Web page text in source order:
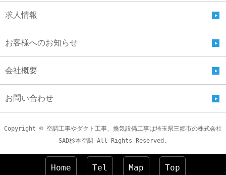
求人情報
お客様へのお知らせ
会社概要
お問い合わせ
Copyright © 空調工事やダクト工事、換気設備工事は埼玉県三郷市の株式会社
SAD杉本空調 All Rights Reserved.
Home Tel Map Top